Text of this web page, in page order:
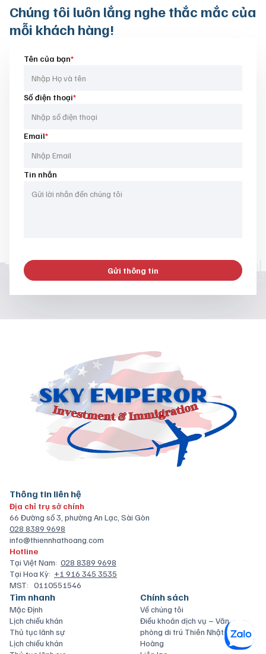
Chúng tôi luôn lắng nghe thắc mắc của
mỗi khách hàng!
Tên của bạn*
Số điện thoại*
Email*
Tin nhắn
Gửi thông tin
Thông tin liên hệ
Địa chỉ trụ sở chính
66 Đường số 3, phường An Lạc, Sài Gòn
028 8389 9698
info@thiennhathoang.com
Hotline
Tại Việt Nam: 028 8389 9698
Tại Hoa Kỳ: +1 916 345 3535
MST: 0110551546
Tìm nhanh
Mặc Định
Lịch chiếu khán
Thủ tục lãnh sự
Lịch chiếu khán
Chính sách
Về chúng tôi
Điều khoản dịch vụ – Văn
phòng di trú Thiên Nhật
Hoàng